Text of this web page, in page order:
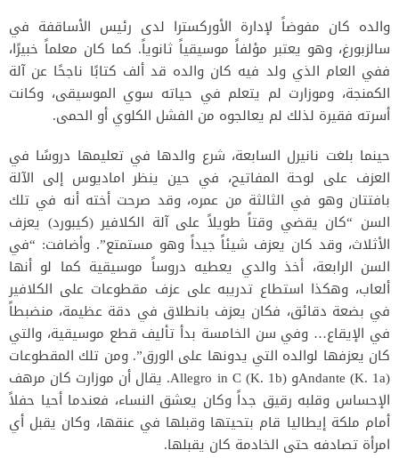
والده كان مفوضاً لإدارة الأوركسترا لدى رئيس الأساقفة في
سالزبورغ، وهو يعتبر مؤلفاً موسيقياً ثانوياً. كما كان معلماً خبيرًا،
ففي العام الذي ولد فيه كان والده قد ألف كتابًا ناجحًا عن آلة
الكمنجة، وموزارت لم يتعلم في حياته سوي الموسيقى، وكانت
أسرته فقيرة لذلك لم يعالجوه من الفشل الكلوي أو الحمى.
حينما بلغت نانيرل السابعة، شرع والدها في تعليمها دروسًا في
العزف على لوحة المفاتيح، في حين ينظر اماديوس إلى الآلة
بافتتان وهو في الثالثة من عمره، وقد صرحت أخته أنه في تلك
السن “كان يقضي وقتاً طويلاً على آلة الكلافير (كيبورد) يعزف
الأثلاث، وقد كان يعزف شيئاً جيداً وهو مستمتع”. وأضافت: “في
السن الرابعة، أخذ والدي يعطيه دروساً موسيقية كما لو أنها
ألعاب، وهكذا استطاع تدريبه على عزف مقطوعات على الكلافير
في بضعة دقائق، فكان يعزف بانطلاق في دقة عظيمة، منضبطاً
في الإيقاع… وفي سن الخامسة بدأ تأليف قطع موسيقية، والتي
كان يعزفها لوالده التي يدونها على الورق”. ومن تلك المقطوعات
Andante (K. 1a)و Allegro in C (K. 1b). يقال أن موزارت كان مرهف
الإحساس وقلبه رقيق جداً وكان يعشق النساء، فعندما أحيا حفلاً
أمام ملكة إيطاليا قام بتحيتها وقبلها في عنقها، وكان يقبل أي
امرأة تصادفه حتى الخادمة كان يقبلها.